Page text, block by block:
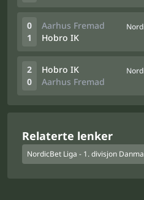
0
1
Aarhus Fremad
Hobro IK
2
0
Hobro IK
Aarhus Fremad
Relaterte lenker
NordicBet Liga - 1. divisjon